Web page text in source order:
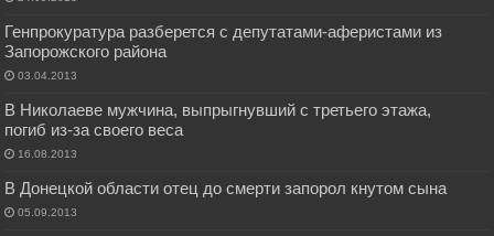
Генпрокуратура разберется с депутатами-аферистами из
Запорожского района
03.04.2013
В Николаеве мужчина, выпрыгнувший с третьего этажа,
погиб из-за своего веса
16.08.2013
В Донецкой области отец до смерти запорол кнутом сына
05.09.2013